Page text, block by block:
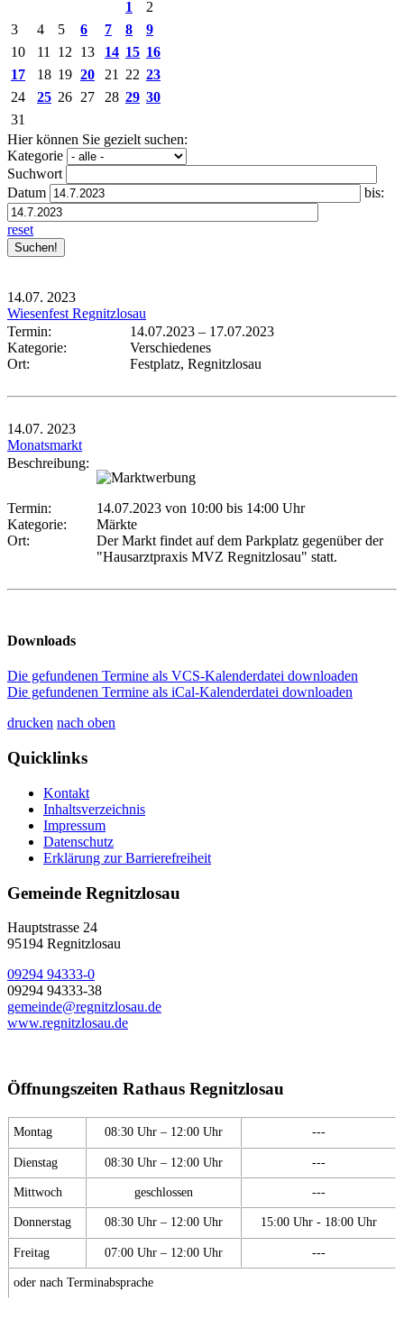
1
2
3
4 5 6 7 8
9
10
11 12 13 14 15 16
17
18 19 20 21 22 23
24
25 26 27 28 29 30
31
Hier können Sie gezielt suchen:
Kategorie
Suchwort
Datum
bis:
reset
14.07. 2023
Wiesenfest Regnitzlosau
Termin:
14.07.2023 – 17.07.2023
Kategorie:
Verschiedenes
Ort:
Festplatz, Regnitzlosau
14.07. 2023
Monatsmarkt
Beschreibung:
Termin: 14.07.2023 von 10:00 bis 14:00 Uhr
Kategorie:
Märkte
Ort:
Der Markt findet auf dem Parkplatz gegenüber der
"Hausarztpraxis MVZ Regnitzlosau" statt.
Downloads
Die gefundenen Termine als VCS-Kalenderdatei downloaden
Die gefundenen Termine als iCal-Kalenderdatei downloaden
drucken nach oben
Quicklinks
Kontakt
Inhaltsverzeichnis
Impressum
Datenschutz
Erklärung zur Barrierefreiheit
Gemeinde Regnitzlosau
Hauptstrasse 24
95194 Regnitzlosau
09294 94333-0
09294 94333-38
gemeinde@regnitzlosau.de
www.regnitzlosau.de
Öffnungszeiten Rathaus Regnitzlosau
Montag 08:30 Uhr – 12:00 Uhr ---
Dienstag 08:30 Uhr – 12:00 Uhr ---
Mittwoch geschlossen ---
Donnerstag 08:30 Uhr – 12:00 Uhr 15:00 Uhr - 18:00 Uhr
Freitag 07:00 Uhr – 12:00 Uhr ---
oder nach Terminabsprache